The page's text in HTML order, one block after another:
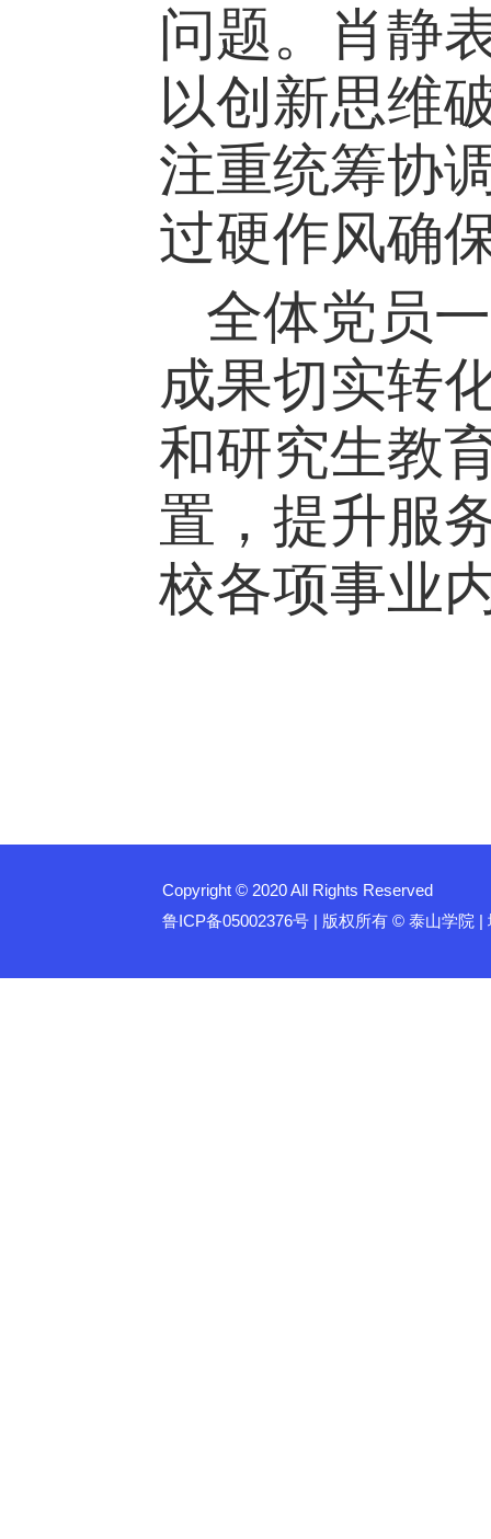
问题。
肖静
以创新思维
注重统筹协
过硬作风确
全体党员
成果切实转
和研究生教
置，提升服
校各项事业
Copyright © 2020 All Rights Reserved
鲁ICP备05002376号 | 版权所有 © 泰山学院 |